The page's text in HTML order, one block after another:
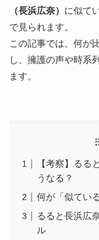
（長浜広奈） に似て
で見られます。
この記事では、何が
し、擁護の声や時系
ます。
【考察】るる
うなる？
何が「似てい
るると長浜広
ル